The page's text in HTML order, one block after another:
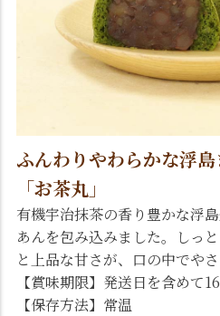
ふんわりやわらかな浮島
「お茶丸」
有機宇治抹茶の香り豊かな浮
あんを包み込みました。しっ
と上品な甘さが、口の中でやさ
【賞味期限】発送日を含めて
【保存方法】常温